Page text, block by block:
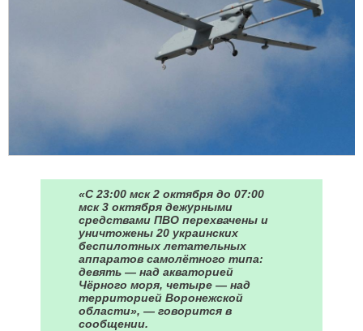
«С 23:00 мск 2 октября до 07:00
мск 3 октября дежурными
средствами ПВО перехвачены и
уничтожены 20 украинских
беспилотных летательных
аппаратов самолётного типа:
девять — над акваторией
Чёрного моря, четыре — над
территорией Воронежской
области», — говорится в
сообщении.